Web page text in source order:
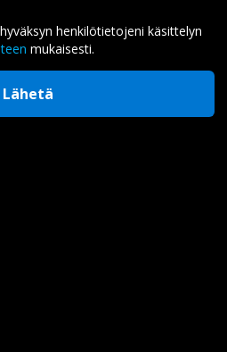
henkilötietojeni käsittelyn
mukaisesti.
Lähetä